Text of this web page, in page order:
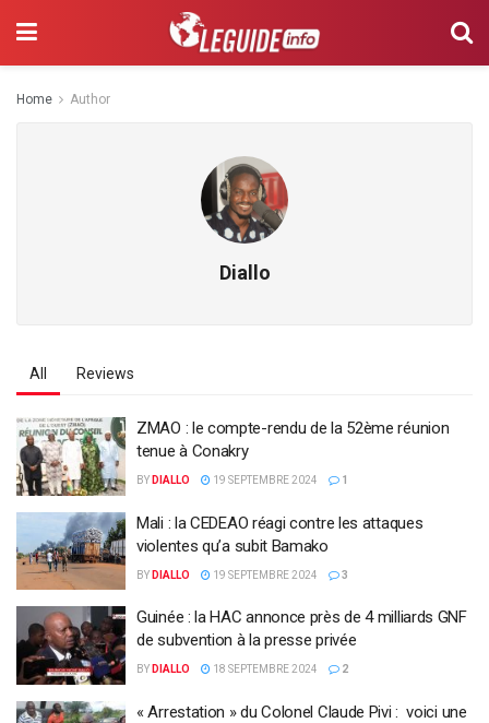
Home Author
Diallo
All Reviews
ZMAO : le compte-rendu de la 52ème réunion
tenue à Conakry
BY DIALLO 19 SEPTEMBRE 2024 1
Mali : la CEDEAO réagi contre les attaques
violentes qu’a subit Bamako
BY DIALLO 19 SEPTEMBRE 2024 3
Guinée : la HAC annonce près de 4 milliards GNF
de subvention à la presse privée
BY DIALLO 18 SEPTEMBRE 2024 2
« Arrestation » du Colonel Claude Pivi : voici une